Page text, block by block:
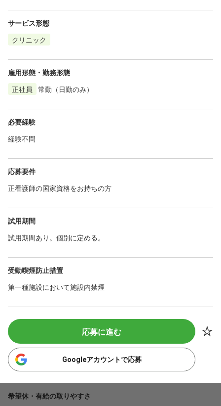
サービス形態
クリニック
雇用形態・勤務形態
正社員
常勤（日勤のみ）
必要経験
経験不問
応募要件
正看護師の国家資格をお持ちの方
試用期間
試用期間あり。個別に定める。
受動喫煙防止措置
第一種施設において施設内禁煙
応募に進む
Googleアカウントで応募
希望休・有給の取りやすさ